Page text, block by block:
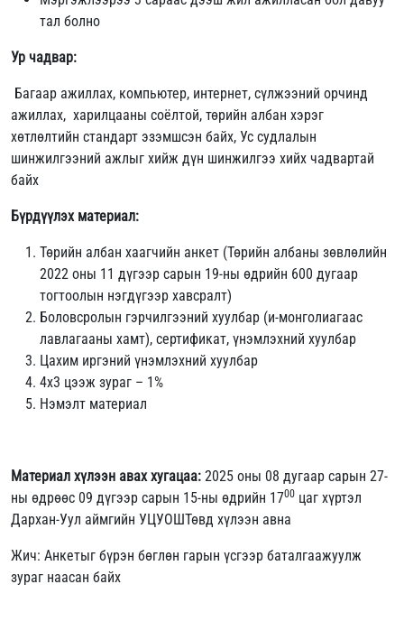
тал болно
Ур чадвар:
Багаар ажиллах, компьютер, интернет, сүлжээний орчинд
ажиллах, харилцааны соёлтой, төрийн албан хэрэг
хөтлөлтийн стандарт эзэмшсэн байх, Ус судлалын
шинжилгээний ажлыг хийж дүн шинжилгээ хийх чадвартай
байх
Бүрдүүлэх материал:
Төрийн албан хаагчийн анкет (Төрийн албаны зөвлөлийн
2022 оны 11 дүгээр сарын 19-ны өдрийн 600 дугаар
тогтоолын нэгдүгээр хавсралт)
Боловсролын гэрчилгээний хуулбар (и-монголиагаас
лавлагааны хамт), сертификат, үнэмлэхний хуулбар
Цахим иргэний үнэмлэхний хуулбар
4х3 цээж зураг – 1%
Нэмэлт материал
Материал хүлээн авах хугацаа: 2025 оны 08 дугаар сарын 27-
ны өдрөөс 09 дүгээр сарын 15-ны өдрийн 1700 цаг хүртэл
Дархан-Уул аймгийн УЦУОШТөвд хүлээн авна
Жич: Анкетыг бүрэн бөглөн гарын үсгээр баталгаажуулж
зураг наасан байх